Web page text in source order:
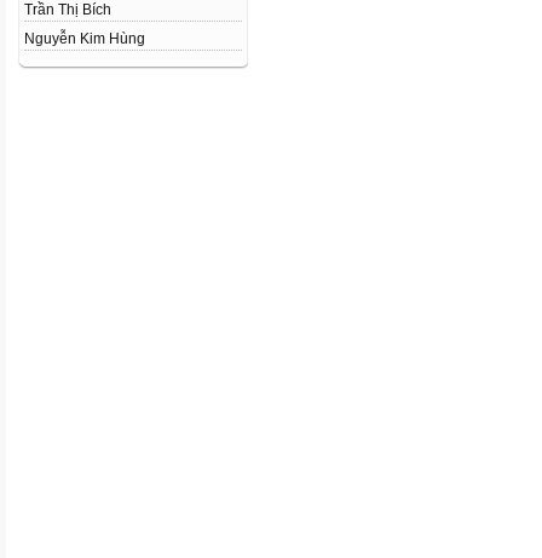
Trần Thị Bích
Nguyễn Kim Hùng